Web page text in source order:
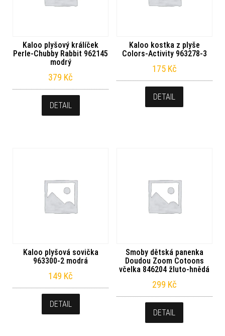
Kaloo plyšový králíček
Perle-Chubby Rabbit 962145
modrý
379 Kč
DETAIL
Kaloo kostka z plyše
Colors-Activity 963278-3
175 Kč
DETAIL
Kaloo plyšová sovička
963300-2 modrá
149 Kč
DETAIL
Smoby dětská panenka
Doudou Zoom Cotoons
včelka 846204 žluto-hnědá
299 Kč
DETAIL